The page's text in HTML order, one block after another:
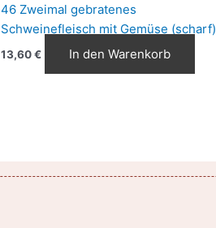
46 Zweimal gebratenes
Schweinefleisch mit Gemüse (scharf)
13,60€ In den Warenkorb